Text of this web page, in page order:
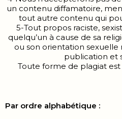
un contenu diffamatoire,
tout autre contenu qui
5-Tout propos raciste,
quelqu’un à cause de sa
ou son orientation
publication et
Toute forme de plagiat
Par ordre alphabétique :